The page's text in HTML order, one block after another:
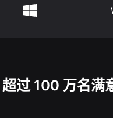
超过 100 万名满